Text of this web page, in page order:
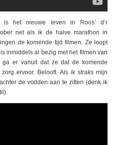
het nieuwe leven in Roos’ d’r
net als ik de halve marathon in
de komende tijd filmen. Ze loopt
inmiddels al bezig met het filmen van
ga er vanuit dat ze dat de komende
ervoor. Belooft. Als ik straks mijn
de vodden aan te zitten (denk ik